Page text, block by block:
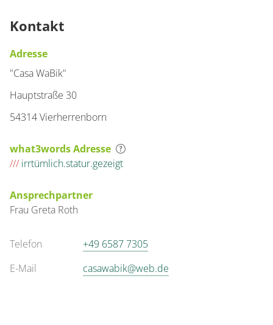
Kontakt
Adresse
"Casa WaBik"
Hauptstraße 30
54314 Vierherrenborn
what3words Adresse
/// irrtümlich.statur.gezeigt
Ansprechpartner
Frau Greta Roth
Telefon
+49 6587 7305
E-Mail
casawabik@web.de